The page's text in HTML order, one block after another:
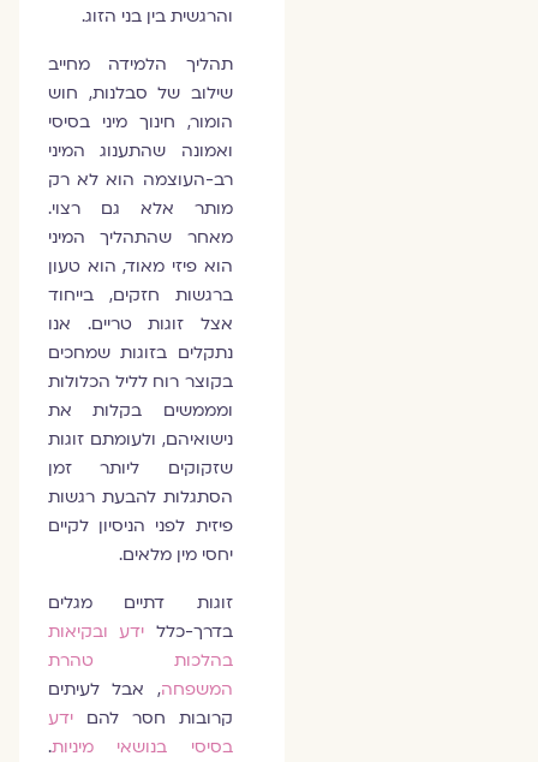
והרגשית בין בני הזוג.
תהליך הלמידה מחייב
שילוב של סבלנות, חוש
הומור, חינוך מיני בסיסי
ואמונה שהתענוג המיני
רב-העוצמה הוא לא רק
מותר אלא גם רצוי.
מאחר שהתהליך המיני
הוא פיזי מאוד, הוא טעון
ברגשות חזקים, בייחוד
אצל זוגות טריים. אנו
נתקלים בזוגות שמחכים
בקוצר רוח לליל הכלולות
ומממשים בקלות את
נישואיהם, ולעומתם זוגות
שזקוקים ליותר זמן
הסתגלות להבעת רגשות
פיזית לפני הניסיון לקיים
יחסי מין מלאים.
זוגות דתיים מגלים
בדרך-כללידע ובקיאות
בהלכות טהרת
המשפחה, אבל לעיתים
קרובות חסר להם
ידע
בסיסי בנושאי מיניות.